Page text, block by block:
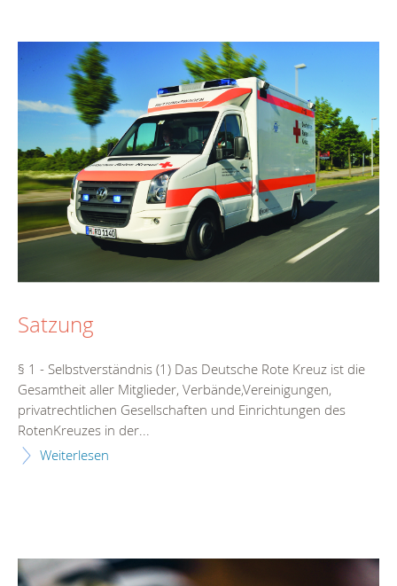
Satzung
§ 1 - Selbstverständnis (1) Das Deutsche Rote Kreuz ist die
Gesamtheit aller Mitglieder, Verbände,Vereinigungen,
privatrechtlichen Gesellschaften und Einrichtungen des
RotenKreuzes in der...
Weiterlesen